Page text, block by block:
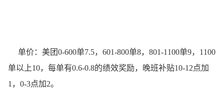
单价：美团0-600单7.5，601-800单8，801-1100单9，1100
单以上10，每单有0.6-0.8的绩效奖励，晚班补贴10-12点加
1，0-3点加2。